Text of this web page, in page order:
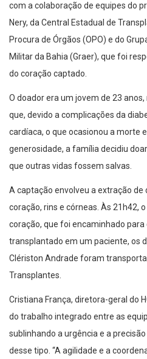
com a colaboração de equipes do
Nery, da Central Estadual de
Procura de Órgãos (OPO) e do
Militar da Bahia (Graer), que foi
do coração captado.
O doador era um jovem de 23
que, devido a complicações da
cardíaca, o que ocasionou a morte
generosidade, a família decidiu
que outras vidas fossem salvas.
A captação envolveu a extração de
coração, rins e córneas. Às 21h42,
coração, que foi encaminhado para
transplantado em um paciente, os
Clériston Andrade foram
Transplantes.
Cristiana França, diretora-geral do
do trabalho integrado entre as
sublinhando a urgência e a
desse tipo. “A agilidade e a